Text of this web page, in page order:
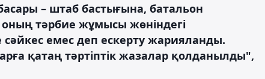
– штаб бастығына, батальон
тәрбие жұмысы жөніндегі
емес деп ескерту жарияланды.
қатаң тәртіптік жазалар қолданылды",